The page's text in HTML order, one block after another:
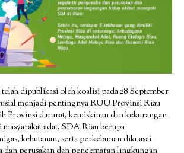
dipublikasi oleh koalisi pada 28 September
menjadi pentingnya RUU Provinsi Riau
Provinsi darurat, kemiskinan dan kekurangan
adat, SDA Riau berupa
kehutanan, serta perkebunan dikuasai